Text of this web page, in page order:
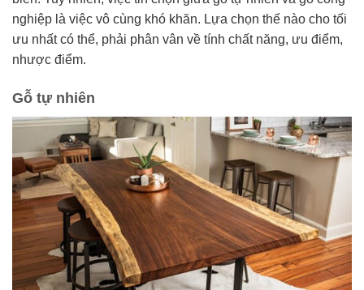
nghiệp là việc vô cùng khó khăn. Lựa chọn thế nào cho tối
ưu nhất có thể, phải phân vân về tính chất năng, ưu điểm,
nhược điểm.
Gỗ tự nhiên